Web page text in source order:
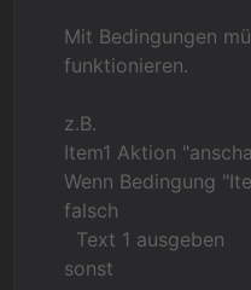
Mit Bedingungen
funktionieren.
z.B.
Item1 Aktion
Wenn Bedingung
falsch
Text 1 ausgeben
sonst